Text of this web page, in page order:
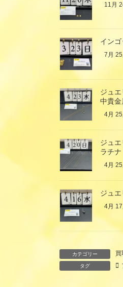
11月
イン
7月
ジュ
中貴
4月
ジュ
ラチ
4月
ジュ
4月
カテゴリー 買
タグ